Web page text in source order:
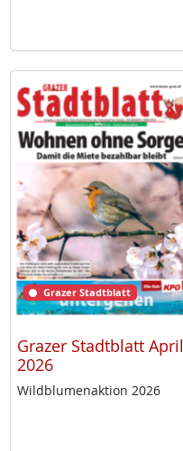
Grazer Stadtblatt
Grazer Stadtblatt April
2026
Wild­blu­men­ak­ti­on 2026